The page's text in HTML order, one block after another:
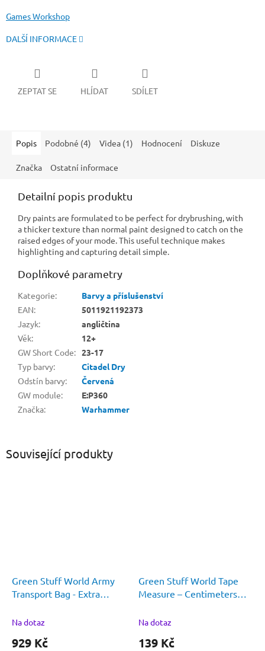
Games Workshop
DALŠÍ INFORMACE
ZEPTAT SE HLÍDAT SDÍLET
Související produkty
Green Stuff World Army
Transport Bag - Extra
Na dotaz
929 Kč
Green Stuff World Tape
Measure – Centimeters
Na dotaz
139 Kč
Popis Podobné (4) Videa (1) Hodnocení Diskuze
Značka Ostatní informace
Detailní popis produktu
Dry paints are formulated to be perfect for drybrushing, with
a thicker texture than normal paint designed to catch on the
raised edges of your mode. This useful technique makes
highlighting and capturing detail simple.
Doplňkové parametry
Kategorie:
Barvy a příslušenství
EAN:
5011921192373
Jazyk:
angličtina
Věk:
12+
GW Short Code: 23-17
Typ barvy:
Citadel Dry
Odstín barvy:
Červená
GW module:
E:P360
Značka: Warhammer